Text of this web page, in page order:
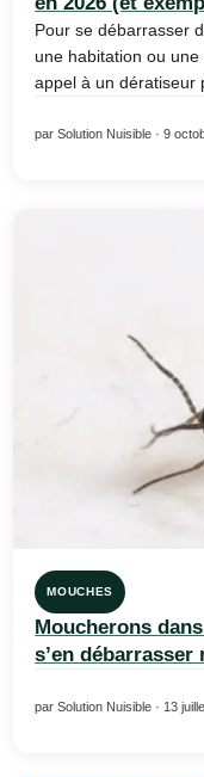
Pour se débarrasser
une habitation ou
appel à un dératiseur
par Solution Nuisible · 9
MOUCHES
Moucherons
s’en débarrasser
par Solution Nuisible · 13